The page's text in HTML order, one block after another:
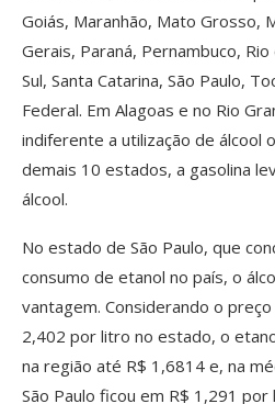
Goiás, Maranhão, Mato Grosso,
Gerais, Paraná, Pernambuco,
Sul, Santa Catarina, São Paulo,
Federal. Em Alagoas e no Rio
indiferente a utilização de álcool
demais 10 estados, a gasolina
álcool.
No estado de São Paulo, que
consumo de etanol no país, o
vantagem. Considerando o
2,402 por litro no estado, o
na região até R$ 1,6814 e, na
São Paulo ficou em R$ 1,291